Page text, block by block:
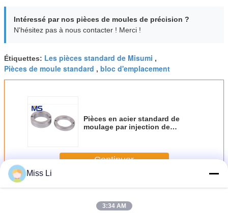
Intéressé par nos pièces de moules de précision ?
N'hésitez pas à nous contacter ! Merci !
Étiquettes: Les pièces standard de Misumi ,
Pièces de moule standard , bloc d'emplacement
Pièces en acier standard de
moulage par injection de
Continuer
PlusPièces standard de moule
Miss Li
3:34 AM